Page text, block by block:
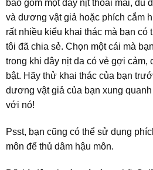
bao gồm một dây nịt thoải mái, đủ
và dương vật giả hoặc phích cắm
rất nhiều kiểu khai thác mà bạn có
tôi đã chia sẻ. Chọn một cái mà
trong khi dây nịt da có vẻ gợi cảm,
bật. Hãy thử khai thác của bạn
dương vật giả của bạn xung
với nó!
Psst, bạn cũng có thể sử dụng
môn để thủ dâm hậu môn.